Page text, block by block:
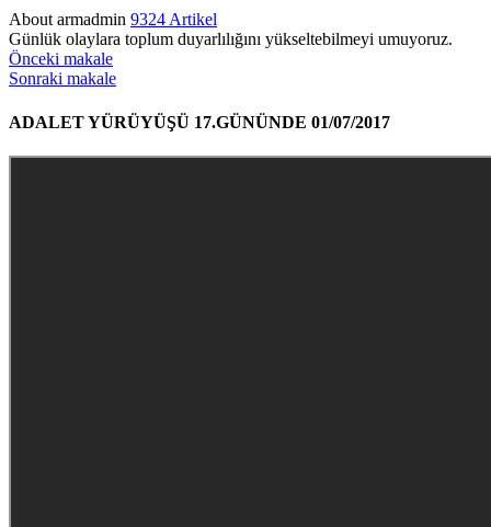
About armadmin 9324 Artikel
Günlük olaylara toplum duyarlılığını yükseltebilmeyi umuyoruz.
Önceki makale
Sonraki makale
ADALET YÜRÜYÜŞÜ 17.GÜNÜNDE 01/07/2017